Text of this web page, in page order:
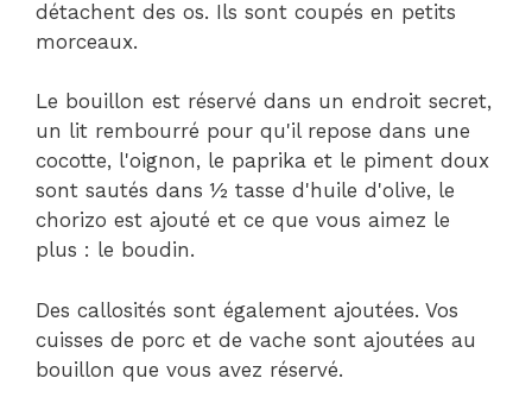
détachent des os. Ils sont coupés en petits
morceaux.
Le bouillon est réservé dans un endroit secret,
un lit rembourré pour qu'il repose dans une
cocotte, l'oignon, le paprika et le piment doux
sont sautés dans ½ tasse d'huile d'olive, le
chorizo ​​​​est ajouté et ce que vous aimez le
plus : le boudin.
Des callosités sont également ajoutées. Vos
cuisses de porc et de vache sont ajoutées au
bouillon que vous avez réservé.